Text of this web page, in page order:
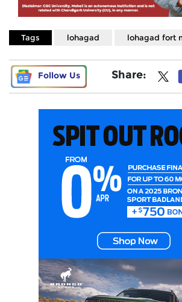
Tags lohagad lohagad fort
Follow Us Share: